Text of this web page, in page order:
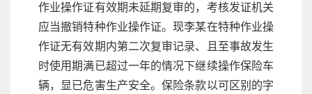
作业操作证有效期未延期复审的，考核发证机关
应当撤销特种作业操作证。现李某在特种作业操
作证无有效期内第二次复审记录、且至事故发生
时使用期满已超过一年的情况下继续操作保险车
辆，显已危害生产安全。保险条款以可区别的字